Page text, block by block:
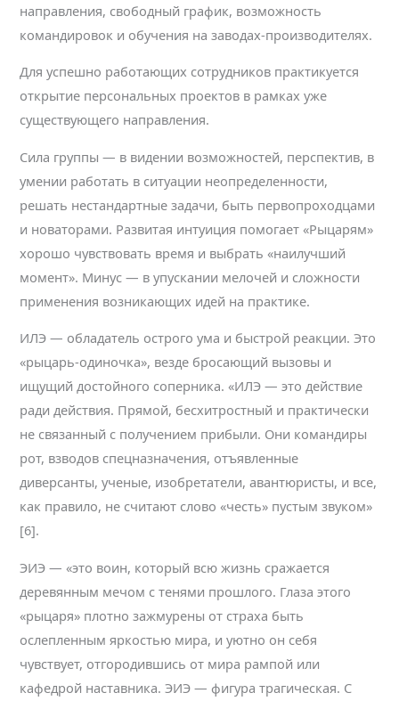
направления, свободный график, возможность
командировок и обучения на заводах-производителях.
Для успешно работающих сотрудников практикуется
открытие персональных проектов в рамках уже
существующего направления.
Сила группы — в видении возможностей, перспектив, в
умении работать в ситуации неопределенности,
решать нестандартные задачи, быть первопроходцами
и новаторами. Развитая интуиция помогает «Рыцарям»
хорошо чувствовать время и выбрать «наилучший
момент». Минус — в упускании мелочей и сложности
применения возникающих идей на практике.
ИЛЭ — обладатель острого ума и быстрой реакции. Это
«рыцарь-одиночка», везде бросающий вызовы и
ищущий достойного соперника. «ИЛЭ — это действие
ради действия. Прямой, бесхитростный и практически
не связанный с получением прибыли. Они командиры
рот, взводов спецназначения, отъявленные
диверсанты, ученые, изобретатели, авантюристы, и все,
как правило, не считают слово «честь» пустым звуком»
[6].
ЭИЭ — «это воин, который всю жизнь сражается
деревянным мечом с тенями прошлого. Глаза этого
«рыцаря» плотно зажмурены от страха быть
ослепленным яркостью мира, и уютно он себя
чувствует, отгородившись от мира рампой или
кафедрой наставника. ЭИЭ — фигура трагическая. С